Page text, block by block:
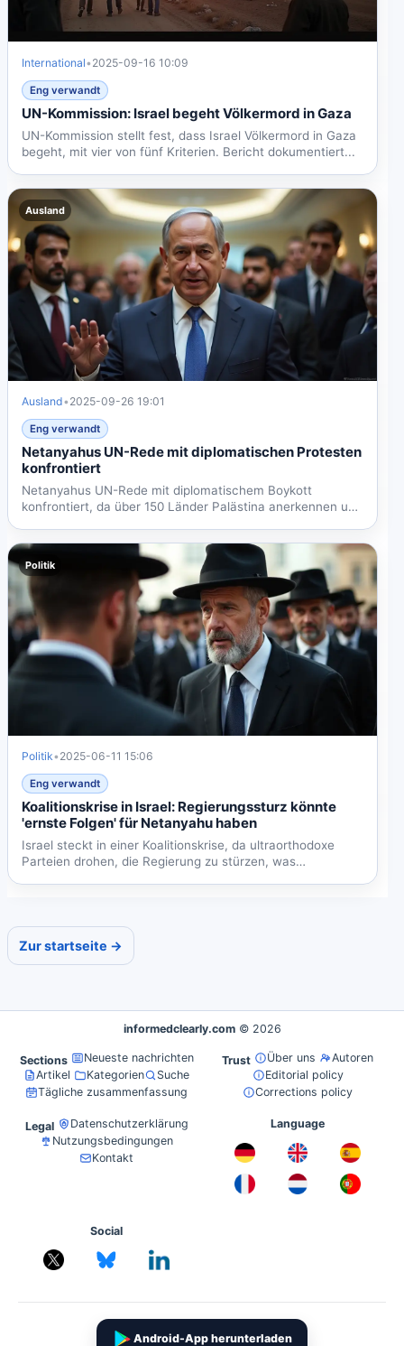
International• 2025-09-16 10:09
Eng verwandt
UN-Kommission: Israel begeht Völkermord in Gaza
UN-Kommission stellt fest, dass Israel Völkermord in Gaza
begeht, mit vier von fünf Kriterien. Bericht dokumentiert...
Ausland
Ausland• 2025-09-26 19:01
Eng verwandt
Netanyahus UN-Rede mit diplomatischen Protesten
konfrontiert
Netanyahus UN-Rede mit diplomatischem Boykott
konfrontiert, da über 150 Länder Palästina anerkennen und
Politik
Politik• 2025-06-11 15:06
Eng verwandt
Koalitionskrise in Israel: Regierungssturz könnte
'ernste Folgen' für Netanyahu haben
Israel steckt in einer Koalitionskrise, da ultraorthodoxe
Parteien drohen, die Regierung zu stürzen, was
Zur startseite →
informedclearly.com © 2026
Sections
Neueste nachrichten
Artikel
Kategorien
Suche
Tägliche zusammenfassung
Trust Über uns
Autoren
Editorial policy
Corrections policy
Legal
Datenschutzerklärung
Nutzungsbedingungen
Kontakt
Language
Social
Android-App herunterladen